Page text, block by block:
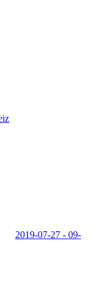
2019-07-27 - 09-